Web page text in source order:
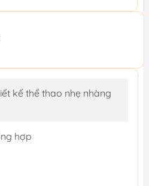
kế thể thao nhẹ nhàng
hợp